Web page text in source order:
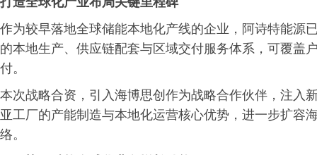
作为较早落地全球储能本地化产线的企业，阿诗特能源
的本地生产、供应链配套与区域交付服务体系，可覆盖
付。
本次战略合资，引入海博思创作为战略合作伙伴，注入
亚工厂的产能制造与本地化运营核心优势，进一步扩容
络。